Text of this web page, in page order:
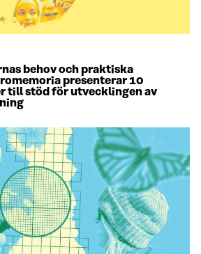
behov och praktiska
presenterar 10
till stöd för utvecklingen av